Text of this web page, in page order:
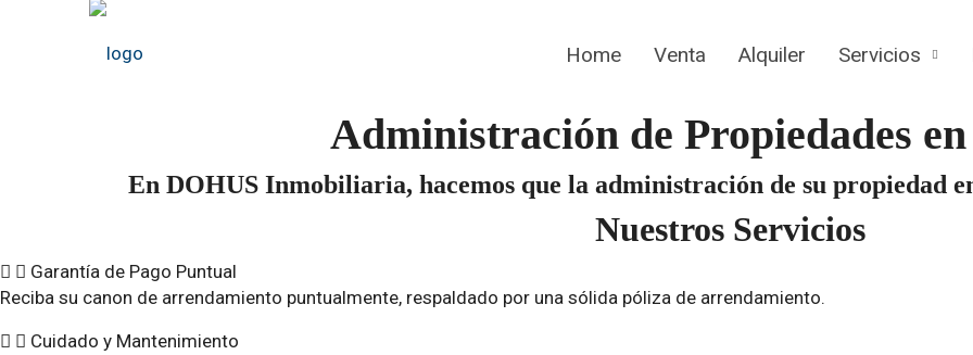
Home Venta Alquiler Servicios
Administración de Propiedades
En DOHUS Inmobiliaria, hacemos que la administración de su propiedad
Nuestros Servicios
Garantía de Pago Puntual
Reciba su canon de arrendamiento puntualmente, respaldado por una sólida póliza de arrendamiento.
Cuidado y Mantenimiento